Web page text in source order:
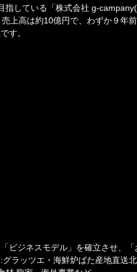
指している「株式会社 g-
上高は約10億円で、わずか９年
す。
ビジネスモデル」を確立させ、
グラッツエ・海鮮炉ばた産地直送